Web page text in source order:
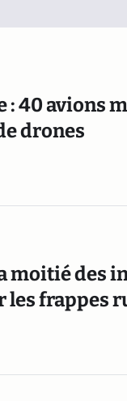
: 40 avions
drones
moitié des
les frappes